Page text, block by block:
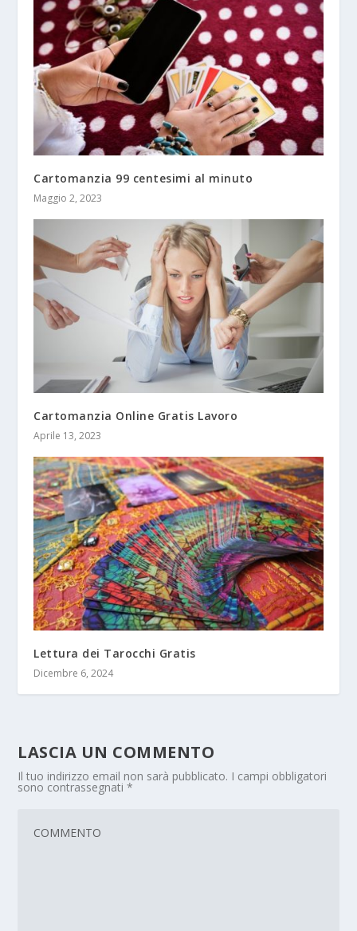
Cartomanzia 99 centesimi al minuto
Maggio 2, 2023
Cartomanzia Online Gratis Lavoro
Aprile 13, 2023
Lettura dei Tarocchi Gratis
Dicembre 6, 2024
LASCIA UN COMMENTO
Il tuo indirizzo email non sarà pubblicato. I campi obbligatori
sono contrassegnati*